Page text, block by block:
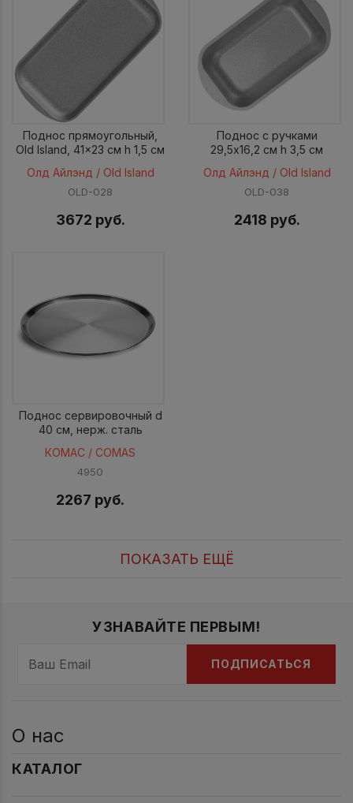
Поднос прямоугольный,
Old Island, 41x23 см h 1,5 см
Олд Айлэнд / Old Island
OLD-028
3672 руб.
Поднос с ручками
29,5x16,2 см h 3,5 см
Олд Айлэнд / Old Island
OLD-038
2418 руб.
Поднос сервировочный d
40 см, нерж. cталь
КОМАС / COMAS
4950
2267 руб.
ПОКАЗАТЬ ЕЩЁ
УЗНАВАЙТЕ ПЕРВЫМ!
ПОДПИСАТЬСЯ
О нас
КАТАЛОГ